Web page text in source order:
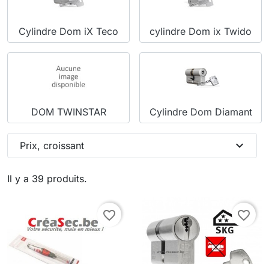
Cylindre Dom iX Teco cylindre Dom ix Twido
DOM TWINSTAR Cylindre Dom Diamant
Il y a 39 produits.
Prix, croissant expand_more
favorite_border favorite_border